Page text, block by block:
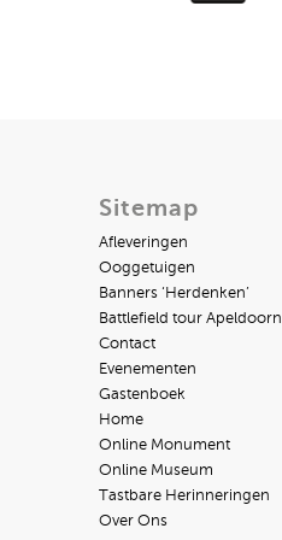
Sitemap
Afleveringen
Ooggetuigen
Banners ‘Herdenken’
Battlefield tour Apeldoorn
Contact
Evenementen
Gastenboek
Home
Online Monument
Online Museum
Tastbare Herinneringen
Over Ons